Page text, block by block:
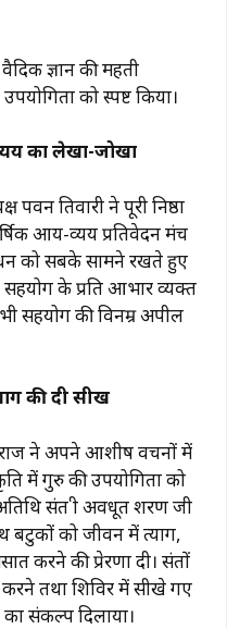
ज्ञान की महती
को स्पष्ट किया।
का लेखा-जोखा
पवन तिवारी ने पूरी निष्ठा
आय-व्यय प्रतिवेदन मंच
को सबके सामने रखते हुए
सहयोग के प्रति आभार व्यक्त
सहयोग की विनम्र अपील
की दी सीख
ने अपने आशीष वचनों में
में गुरु की उपयोगिता को
संत श्री अवधूत शरण जी
बटुकों को जीवन में त्याग,
करने की प्रेरणा दी। संतों
तथा शिविर में सीखे गए
का संकल्प दिलाया।